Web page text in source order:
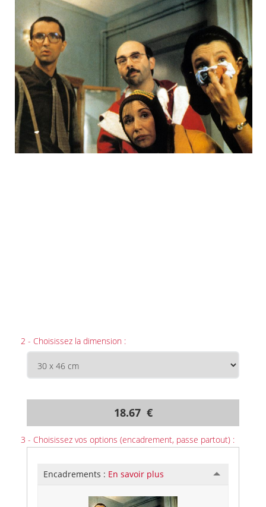
2 - Choisissez la dimension :
18.67 €
3 - Choisissez vos options (encadrement, passe partout) :
Encadrements : En savoir plus